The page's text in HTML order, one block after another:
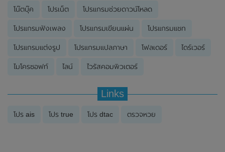
โน๊ตบุ๊ค โปรเน็ต โปรแกรมช่วยดาวน์โหลด
โปรแกรมฟังเพลง โปรแกรมเขียนแผ่น โปรแกรมแชท
โปรแกรมแต่งรูป โปรแกรมแปลภาษา โฟลเดอร์ ไดร์เวอร์
ไมโครซอฟท์ ไลน์ ไวรัสคอมพิวเตอร์
Links
โปร ais โปร true โปร dtac ตรวจหวย